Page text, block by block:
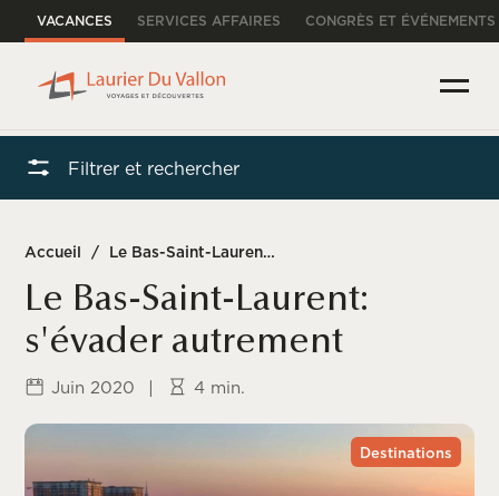
VACANCES SERVICES AFFAIRES CONGRÈS ET ÉVÉNEMENTS
Filtrer et rechercher
Accueil / Le Bas-Saint-Laurent: s’évader autrement
Le Bas-Saint-Laurent:
s'évader autrement
Juin 2020 | 4 min.
Destinations